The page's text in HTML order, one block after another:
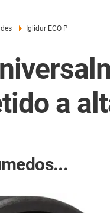
Iglidur ECO P
a